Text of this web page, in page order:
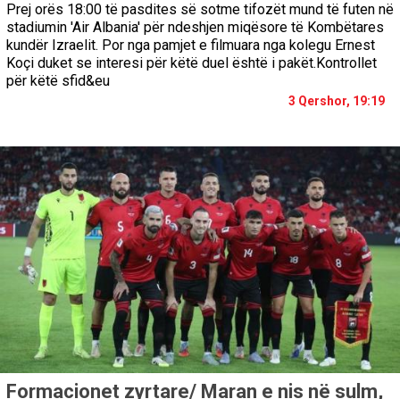
Prej orës 18:00 të pasdites së sotme tifozët mund të futen në
stadiumin 'Air Albania' për ndeshjen miqësore të Kombëtares
kundër Izraelit. Por nga pamjet e filmuara nga kolegu Ernest
Koçi duket se interesi për këtë duel është i pakët.Kontrollet
për këtë sfid&eu
3 Qershor, 19:19
Formacionet zyrtare/ Maran e nis në sulm,